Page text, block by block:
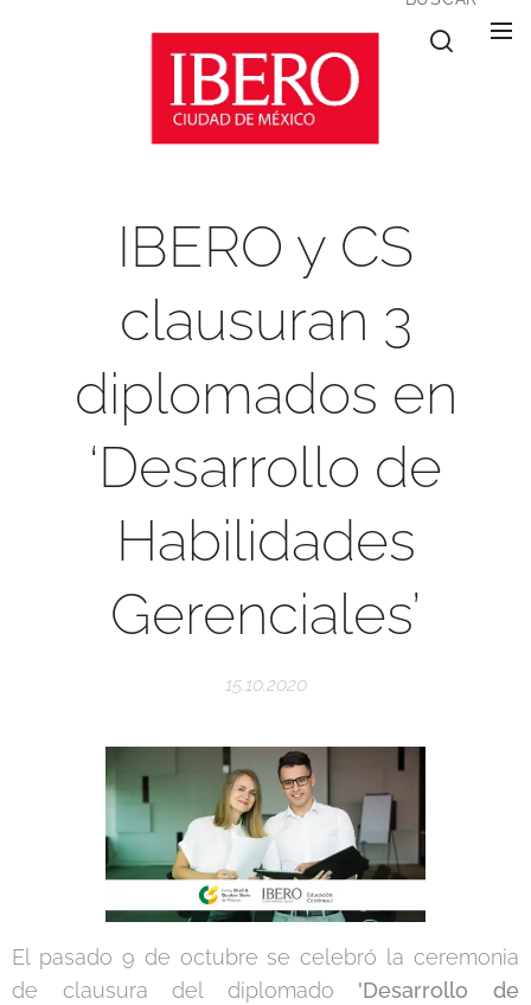
IBERO y CS
clausuran 3
diplomados en
‘Desarrollo de
Habilidades
Gerenciales’
15.10.2020
El pasado 9 de octubre se celebró la ceremonia
de clausura del diplomado 'Desarrollo de